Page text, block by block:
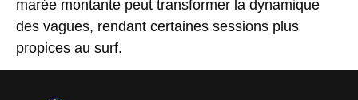
marée montante peut transformer la dynamique
des vagues, rendant certaines sessions plus
propices au surf.